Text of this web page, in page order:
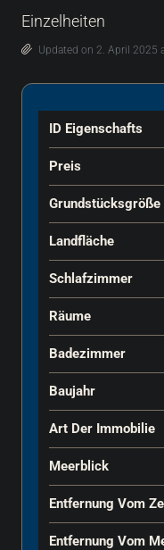
Einzelheiten
Updated on 2. April 2025
ID Eigenschafts
Preis
Grundstücksgröße
Landfläche
Schlafzimmer
Räume
Badezimmer
Baujahr
Art Der Immobilie
Meerblick
Entfernung Vom
Entfernung Vom